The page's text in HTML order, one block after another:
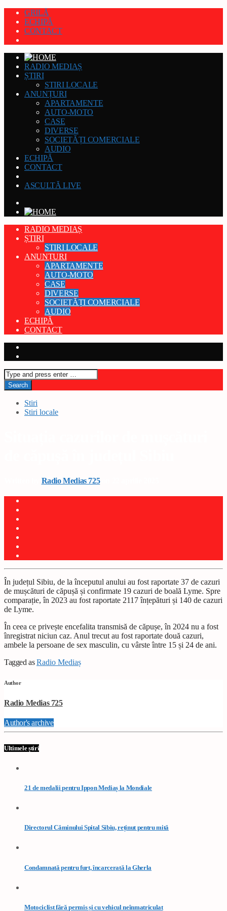
GRILĂ
ECHIPĂ
CONTACT
RADIO MEDIAȘ
ȘTIRI
STIRI LOCALE
ANUNȚURI
APARTAMENTE
AUTO-MOTO
CASE
DIVERSE
SOCIETĂȚI COMERCIALE
AUDIO
ECHIPĂ
CONTACT
ASCULTĂ LIVE
RADIO MEDIAȘ
ȘTIRI
STIRI LOCALE
ANUNȚURI
APARTAMENTE
AUTO-MOTO
CASE
DIVERSE
SOCIETĂȚI COMERCIALE
AUDIO
ECHIPĂ
CONTACT
Stiri
Stiri locale
Radio Medias 725on 22 aprilie 2025
În județul Sibiu, de la începutul anului au fost raportate 37 de cazuri
de mușcături de căpușă și confirmate 19 cazuri de boală Lyme. Spre
comparație, în 2023 au fost raportate 2117 înțepături și 140 de cazuri
de Lyme.
În ceea ce privește encefalita transmisă de căpușe, în 2024 nu a fost
înregistrat niciun caz. Anul trecut au fost raportate două cazuri,
ambele la persoane de sex masculin, cu vârste între 15 și 24 de ani.
Tagged asRadio Mediaș
Author
Radio Medias 725
Author's archive
Ultimele știri
21 de medalii pentru Ippon Mediaș la Mondiale
Directorul Căminului Spital Sibiu, reținut pentru mită
Condamnată pentru furt, încarcerată la Gherla
Motociclist fără permis și cu vehicul neînmatriculat